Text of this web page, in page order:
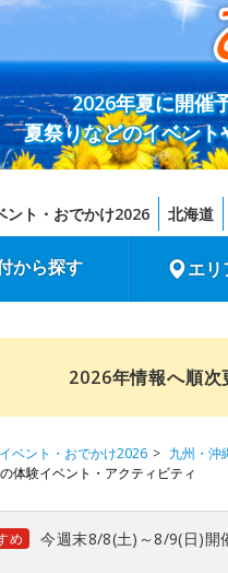
2026年夏に開催
夏祭りなどのイベン
ント・おでかけ2026 北海道
から探す エリ
2026年情報へ順次
ベント・おでかけ2026 九州・沖
体験イベント・アクティビティ
め 今週末8/8(土)～8/9(日)開